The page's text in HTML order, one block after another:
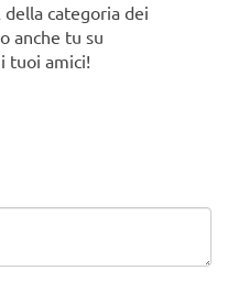
della categoria dei
anche tu su
tuoi amici!